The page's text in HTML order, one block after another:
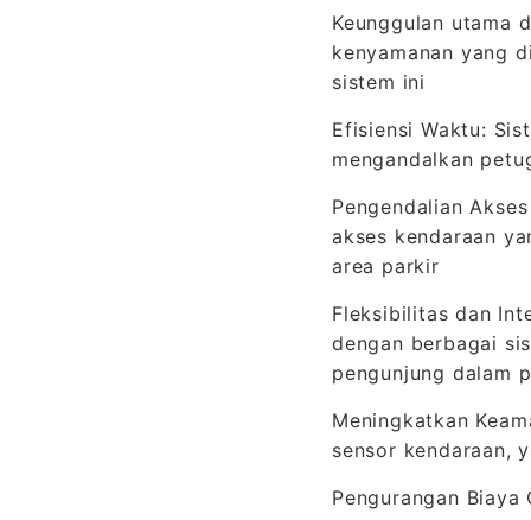
Keunggulan utama
kenyamanan yang
sistem ini
Efisiensi Waktu:
mengandalkan
Pengendalian
akses kendaraan
area parkir
Fleksibilitas dan
dengan berbagai
pengunjung dalam
Meningkatkan
sensor kendaraan,
Pengurangan